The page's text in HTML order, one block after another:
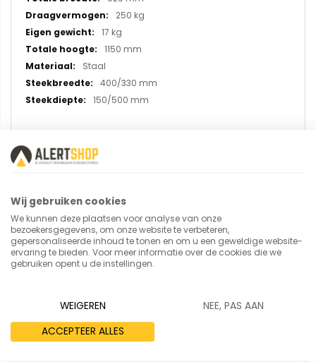
250 kg
17 kg
1150 mm
Staal
400/330 mm
150/500 mm
Stalen steekwagen opklapbaar K
1116 V met massief rubberen banden
Uw naam
Samenvatting
Wij gebruiken cookies
We kunnen deze plaatsen voor analyse van onze
bezoekersgegevens, om onze website te verbeteren,
gepersonaliseerde inhoud te tonen en om u een geweldige website-
ervaring te bieden. Voor meer informatie over de cookies die we
gebruiken opent u de instellingen.
WEIGEREN
NEE, PAS AAN
ACCEPTEER ALLES